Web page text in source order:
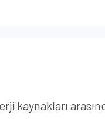
kaynakları